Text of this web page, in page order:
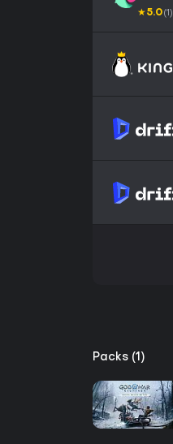
★5.0(1)
Packs (1)